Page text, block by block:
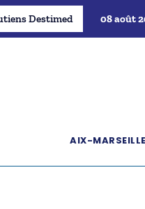
Destimed 08 août
AIX-MARSEILLE